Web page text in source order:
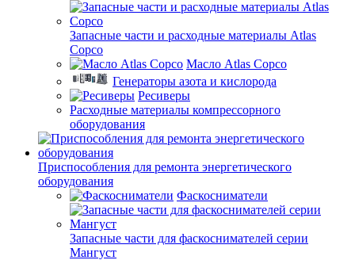
Запасные части и расходные материалы Atlas
Copco
Масло Atlas Copco
Генераторы азота и кислорода
Ресиверы
Расходные материалы компрессорного
оборудования
Приспособления для ремонта энергетического
оборудования
Фаскосниматели
Запасные части для фаскоснимателей серии
Мангуст